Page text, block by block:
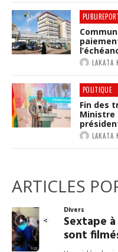
LAKATA
POLITIQUE
Fin des
Ministre
LAKATA
ARTICLES